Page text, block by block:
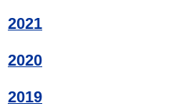
2021
2020
2019